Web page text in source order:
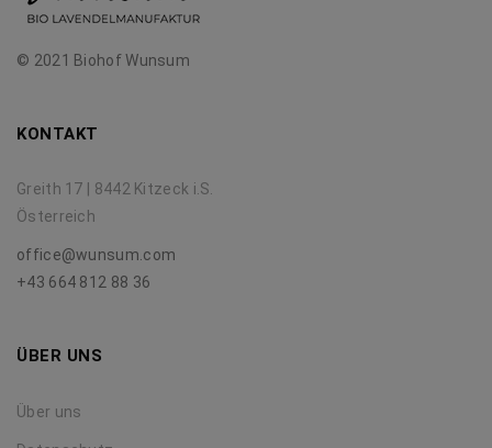
© 2021 Biohof Wunsum
KONTAKT
Greith 17 | 8442 Kitzeck i.S.
Österreich
office@wunsum.com
+43 664 812 88 36
ÜBER UNS
Über uns